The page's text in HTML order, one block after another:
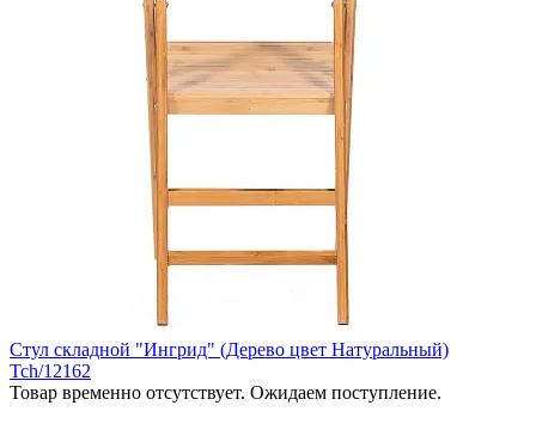
Стул складной "Ингрид" (Дерево цвет Натуральный)
Tch/12162
Товар временно отсутствует. Ожидаем поступление.